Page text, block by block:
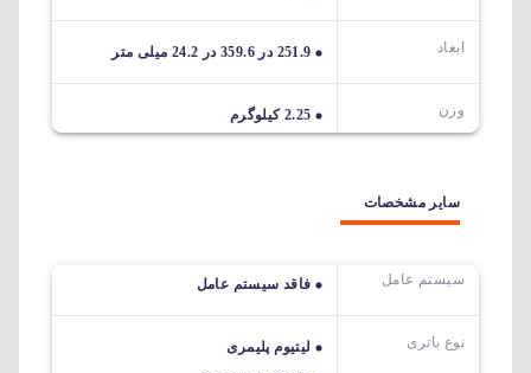
ابعاد 251.9 در 359.6 در 24.2 میلی متر
وزن 2.25 کیلوگرم
سایر مشخصات
سیستم عامل فاقد سیستم عامل
نوع باتری
لیتیوم پلیمری